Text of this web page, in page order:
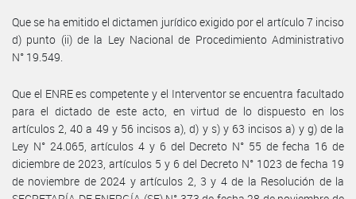
Que se ha emitido el dictamen jurídico exigido por el artículo 7 inciso
d) punto (ii) de la Ley Nacional de Procedimiento Administrativo
N° 19.549.
Que el ENRE es competente y el Interventor se encuentra facultado
para el dictado de este acto, en virtud de lo dispuesto en los
artículos 2, 40 a 49 y 56 incisos a), d) y s) y 63 incisos a) y g) de la
Ley N° 24.065, artículos 4 y 6 del Decreto N° 55 de fecha 16 de
diciembre de 2023, artículos 5 y 6 del Decreto N° 1023 de fecha 19
de noviembre de 2024 y artículos 2, 3 y 4 de la Resolución de la